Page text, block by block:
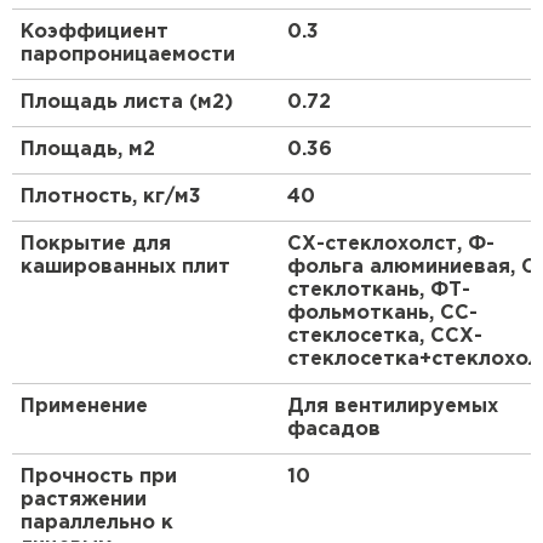
дополнительной пароизоляции и ветрозащиты, а
также в качестве теплоизоляционного слоя при
внутреннем выполнении изоляции без
дополнительной облицовки.
Коэффициент
паропроницаемости
0.3
Площадь листа (м2) 0.72
Площадь, м2 0.36
Плотность, кг/м3 40
Покрытие для
кашированных плит
СХ-стеклохолст, Ф-
фольга алюминиевая,
стеклоткань, ФТ-
фольмоткань, СС-
стеклосетка, ССХ-
Применение
Для вентилируемых
фасадов
Прочность при
растяжении
параллельно к
10
Утеплитель Isoroc
Утеплитель Isover
ПЕРЕЙТИ
Утеплитель Paroc
Утеплитель Penoplex